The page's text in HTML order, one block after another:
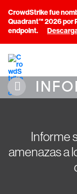
CrowdStrike fue
Quadrant™ 2026 por
endpoint.
Informe
amenazas a